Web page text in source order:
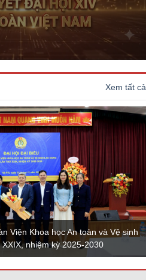
Xem tất cả
Viện Khoa học An toàn và Vệ sinh
nhiệm kỳ 2025-2030